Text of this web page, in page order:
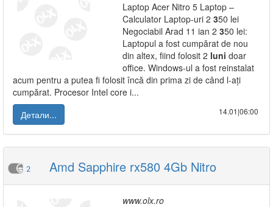
Laptop Acer Nitro 5 Laptop –
Calculator Laptop-uri 2 350 lei
Negociabil Arad 11 ian 2 350 lei:
Laptopul a fost cumpărat de nou
din altex, fiind folosit 2 luni doar
office. Windows-ul a fost reinstalat
acum pentru a putea fi folosit încă din prima zi de când l-ați
cumpărat. Procesor Intel core i...
Детали...
14.01|06:00
2 Amd Sapphire rx580 4Gb Nitro
www.olx.ro